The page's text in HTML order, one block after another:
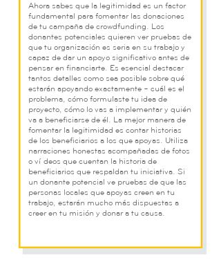
Ahora sabes que la legitimidad es un factor
fundamental para fomentar las donaciones
de tu campaña de crowdfunding. Los
donantes potenciales quieren ver pruebas de
que tu organización es seria en su trabajo y
capaz de dar un apoyo significativo antes de
pensar en financiarte. Es esencial destacar
tantos detalles como sea posible sobre qué
estarán apoyando exactamente – cuál es el
problema, cómo formulaste tu idea de
proyecto, cómo lo vas a implementar y quién
va a beneficiarse de él. La mejor manera de
fomentar la legitimidad es contar historias
de los beneficiarios a los que apoyas. Utiliza
narraciones honestas acompañadas de fotos
o vídeos que cuentan la historia de
beneficiarios que respaldan tu iniciativa. Si
un donante potencial ve pruebas de que las
personas locales que apoyas creen en tu
trabajo, estarán mucho más dispuestas a
creer en tu misión y donar a tu causa.